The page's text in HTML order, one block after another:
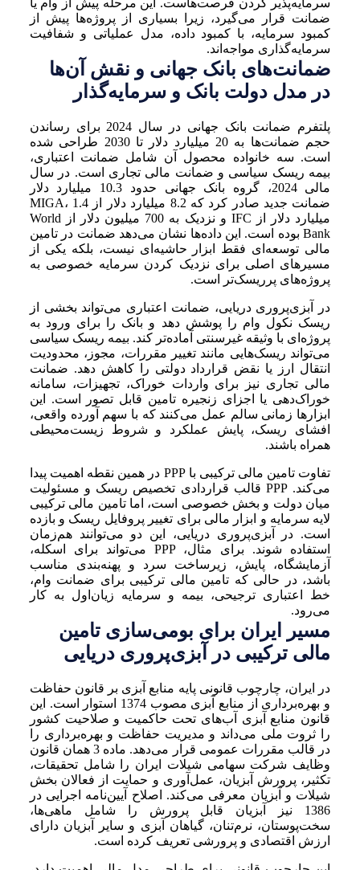
ضمانت قرار می‌گیرد، زیرا بسیاری از پروژه‌ها پیش از
کمبود سرمایه، با کمبود داده، مدل عملیاتی و شفافیت
سرمایه‌گذاری مواجه‌اند.
ضمانت‌های بانک جهانی و نقش آن‌ها
در مدل دولت بانک و سرمایه‌گذار
پلتفرم ضمانت بانک جهانی در سال 2024 برای رساندن
حجم ضمانت‌ها به 20 میلیارد دلار تا 2030 طراحی شده
است. سه خانواده محصول آن شامل ضمانت اعتباری،
بیمه ریسک سیاسی و ضمانت مالی تجاری است. در سال
مالی 2024، گروه بانک جهانی حدود 10.3 میلیارد دلار
ضمانت جدید صادر کرد که 8.2 میلیارد دلار از MIGA، 1.4
میلیارد دلار از IFC و نزدیک به 700 میلیون دلار از World
Bank بوده است. این داده‌ها نشان می‌دهد ضمانت در تامین
مالی توسعه‌ای فقط ابزار حاشیه‌ای نیست، بلکه یکی از
مسیرهای اصلی برای نزدیک کردن سرمایه خصوصی به
پروژه‌های پرریسک‌تر است.
در آبزی‌پروری دریایی، ضمانت اعتباری می‌تواند بخشی از
ریسک نکول وام را پوشش دهد و بانک را برای ورود به
پروژه‌ای با وثیقه غیرسنتی آماده‌تر کند. بیمه ریسک سیاسی
می‌تواند ریسک‌هایی مانند تغییر مقررات، مجوز، محدودیت
انتقال ارز یا نقض قرارداد دولتی را کاهش دهد. ضمانت
مالی تجاری نیز برای واردات خوراک، تجهیزات، سامانه
خوراک‌دهی یا اجزای زنجیره تامین قابل تصور است. این
ابزارها زمانی سالم عمل می‌کنند که با سهم آورده واقعی،
افشای ریسک، پایش عملکرد و شروط زیست‌محیطی
همراه باشند.
تفاوت تامین مالی ترکیبی با PPP در همین نقطه اهمیت پیدا
می‌کند. PPP قالب قراردادی تخصیص ریسک و مسئولیت
میان دولت و بخش خصوصی است، اما تامین مالی ترکیبی
لایه سرمایه و ابزار مالی برای تغییر پروفایل ریسک و بازده
است. در آبزی‌پروری دریایی، این دو می‌توانند هم‌زمان
استفاده شوند. برای مثال، PPP می‌تواند برای اسکله،
آزمایشگاه، پایش، زیرساخت سرد و پهنه‌بندی مناسب
باشد، در حالی که تامین مالی ترکیبی برای ضمانت وام،
خط اعتباری ترجیحی، بیمه و سرمایه زیان‌اول به کار
می‌رود.
مسیر ایران برای بومی‌سازی تامین
مالی ترکیبی در آبزی‌پروری دریایی
در ایران، چارچوب قانونی پایه منابع آبزی بر قانون حفاظت
و بهره‌برداری از منابع آبزی مصوب 1374 استوار است. این
قانون منابع آبزی آب‌های تحت حاکمیت و صلاحیت کشور
را ثروت ملی می‌داند و مدیریت حفاظت و بهره‌برداری را
در قالب مقررات عمومی قرار می‌دهد. ماده 3 همان قانون
وظایف شرکت سهامی شیلات ایران را شامل تحقیقات،
تکثیر، پرورش آبزیان، عمل‌آوری و حمایت از فعالان بخش
شیلات و آبزیان معرفی می‌کند. اصلاح آیین‌نامه اجرایی در
1386 نیز آبزیان قابل پرورش را شامل ماهی‌ها،
سخت‌پوستان، نرم‌تنان، گیاهان آبزی و سایر آبزیان دارای
ارزش اقتصادی و پرورشی تعریف کرده است.